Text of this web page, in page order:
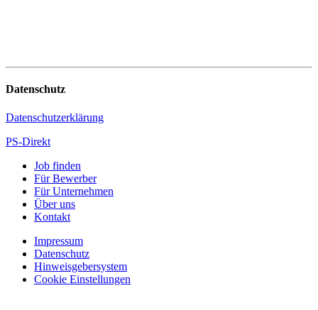
Datenschutz
Datenschutzerklärung
PS-Direkt
Job finden
Für Bewerber
Für Unternehmen
Über uns
Kontakt
Impressum
Datenschutz
Hinweisgebersystem
Cookie Einstellungen